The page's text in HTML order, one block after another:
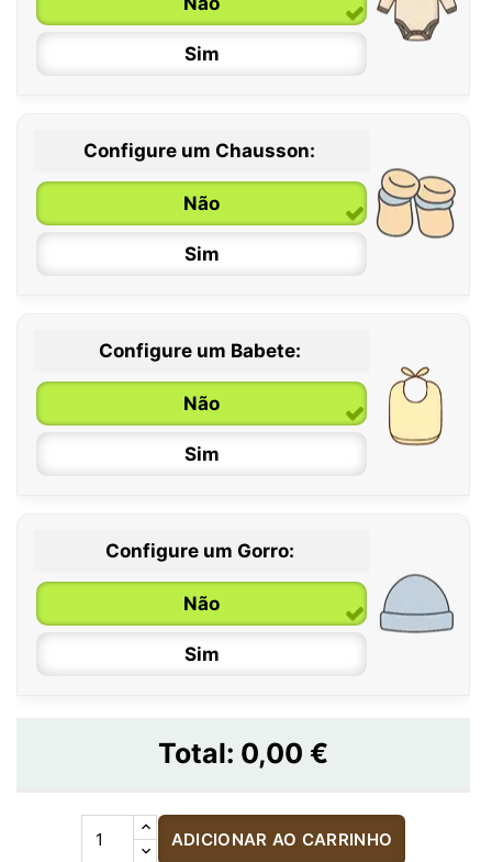
Sim
0 / 6 meses
6 / 12 meses
12 / 18 meses
Configure um Chausson:
Não
Sim
Configure um Babete:
Não
Sim
Configure um Gorro:
Não
Sim
Total: 0,00 €
ADICIONAR AO CARRINHO